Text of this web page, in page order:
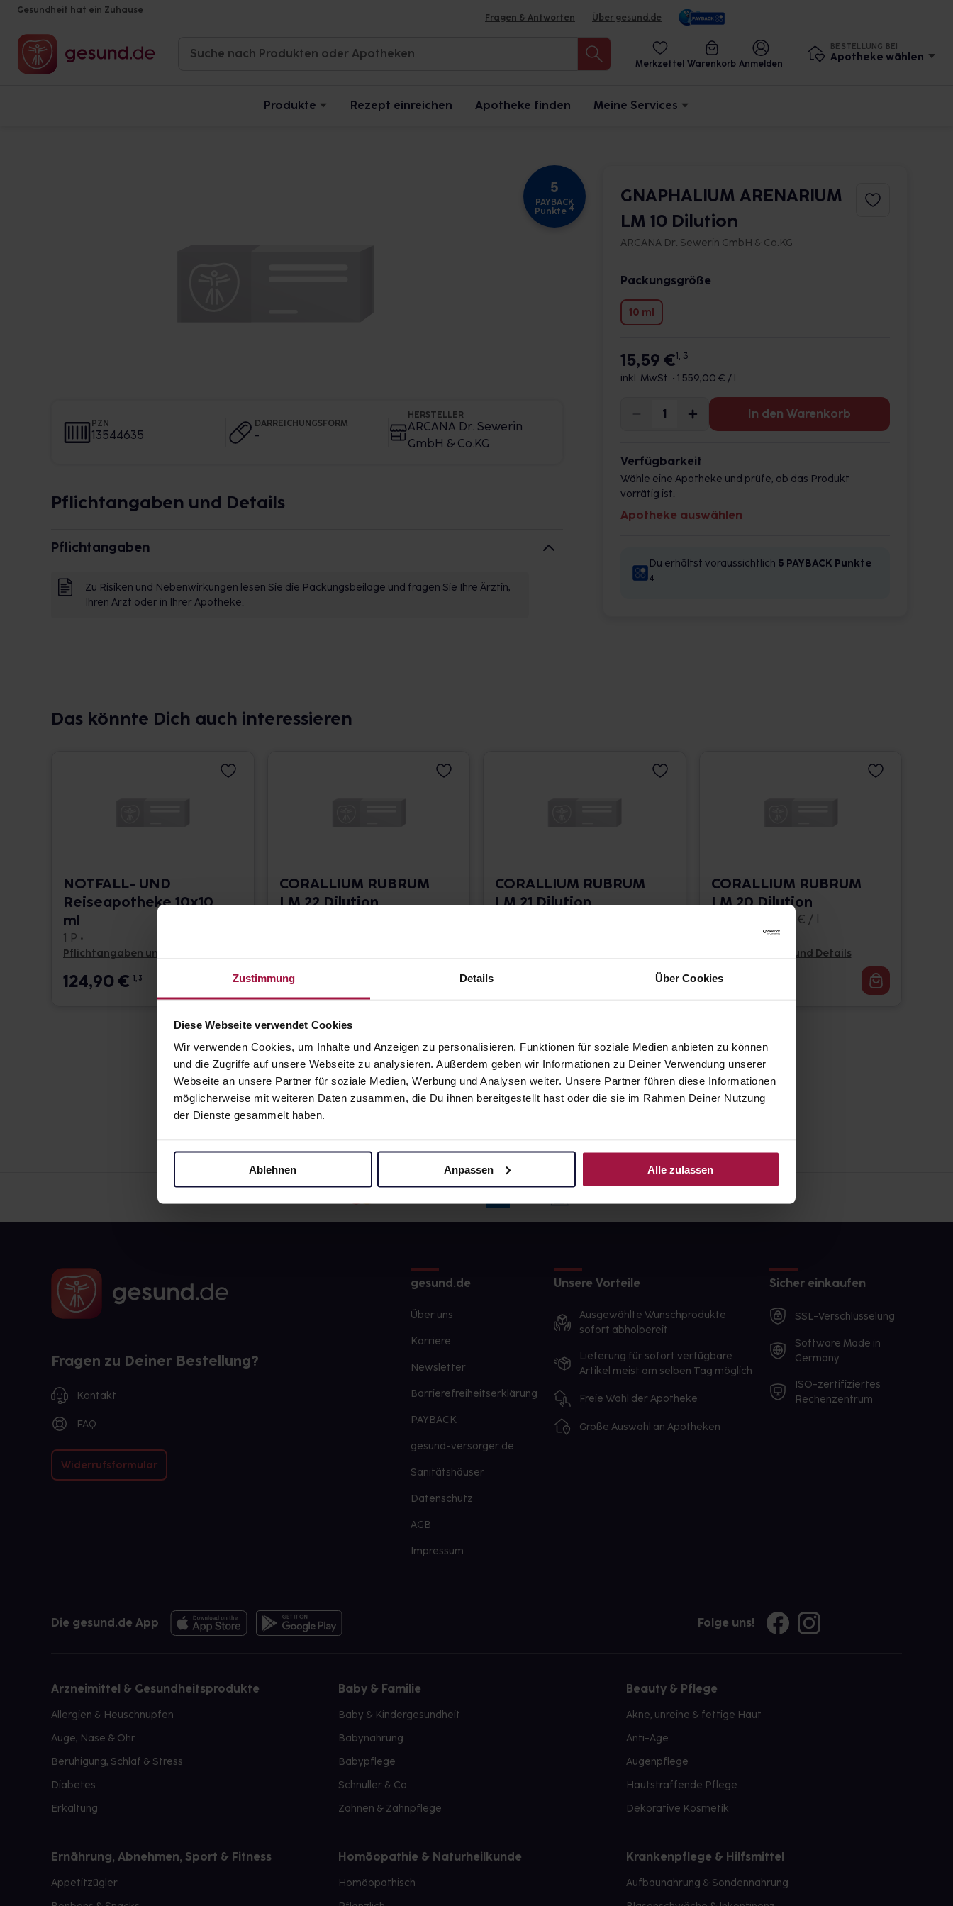
Zustimmung Details Über Cookies
Diese Webseite verwendet Cookies
Wir verwenden Cookies, um Inhalte und Anzeigen zu personalisieren, Funktionen für soziale Medien anbieten zu können
und die Zugriffe auf unsere Webseite zu analysieren. Außerdem geben wir Informationen zu Deiner Verwendung unserer
Webseite an unsere Partner für soziale Medien, Werbung und Analysen weiter. Unsere Partner führen diese Informationen
möglicherweise mit weiteren Daten zusammen, die Du ihnen bereitgestellt hast oder die sie im Rahmen Deiner Nutzung
der Dienste gesammelt haben.
Ablehnen Anpassen Alle zulassen
Gesundheit hat ein Zuhause
Fragen & Antworten Über gesund.de
Merkzettel Warenkorb Anmelden
BESTELLUNG BEI
Apotheke wählen
Produkte Rezept einreichen Apotheke finden Meine Services
5
PAYBACK
Punkte 4
PZN
13544635
DARREICHUNGSFORM
-
HERSTELLER
ARCANA Dr. Sewerin
GmbH & Co.KG
Pflichtangaben und Details
Pflichtangaben
Zu Risiken und Nebenwirkungen lesen Sie die Packungsbeilage und fragen Sie Ihre Ärztin,
Ihren Arzt oder in Ihrer Apotheke.
GNAPHALIUM ARENARIUM
LM 10 Dilution
ARCANA Dr. Sewerin GmbH & Co.KG
Packungsgröße
10 ml
15,59 €1, 3
inkl. MwSt. • 1.559,00 € / l
In den Warenkorb
Verfügbarkeit
Wähle eine Apotheke und prüfe, ob das Produkt
vorrätig ist.
Apotheke auswählen
Du erhältst voraussichtlich 5 PAYBACK Punkte
4
Das könnte Dich auch interessieren
NOTFALL- UND
Reiseapotheke 10x10
ml
1 P •
Pflichtangaben und Details
124,90€ 1, 3
CORALLIUM RUBRUM
LM 22 Dilution
17,66
CORALLIUM RUBRUM
LM 21 Dilution
CORALLIUM RUBRUM
LM 20 Dilution
10 ml • 1.662,00 € / l
Pflichtangaben und Details
16,62
Fragen zu Deiner Bestellung?
Kontakt
FAQ
Widerrufsformular
gesund.de
Über uns
Karriere
Newsletter
Barrierefreiheitserklärung
PAYBACK
gesund-versorger.de
Sanitätshäuser
Datenschutz
AGB
Impressum
Unsere Vorteile
Ausgewählte Wunschprodukte
sofort abholbereit
Lieferung für sofort verfügbare
Artikel meist am selben Tag möglich
Freie Wahl der Apotheke
Große Auswahl an Apotheken
Sicher einkaufen
SSL-Verschlüsselung
Software Made in
Germany
ISO-zertifiziertes
Rechenzentrum
Die gesund.de App Folge uns!
Arzneimittel & Gesundheitsprodukte
Allergien & Heuschnupfen
Auge, Nase & Ohr
Beruhigung, Schlaf & Stress
Diabetes
Erkältung
Baby & Familie
Baby & Kindergesundheit
Babynahrung
Babypflege
Schnuller & Co.
Zahnen & Zahnpflege
Beauty & Pflege
Akne, unreine & fettige Haut
Anti-Age
Augenpflege
Hautstraffende Pflege
Dekorative Kosmetik
Ernährung, Abnehmen, Sport & Fitness
Appetitzügler
Homöopathie & Naturheilkunde
Homöopathisch
Krankenpflege & Hilfsmittel
Aufbaunahrung & Sondennahrung